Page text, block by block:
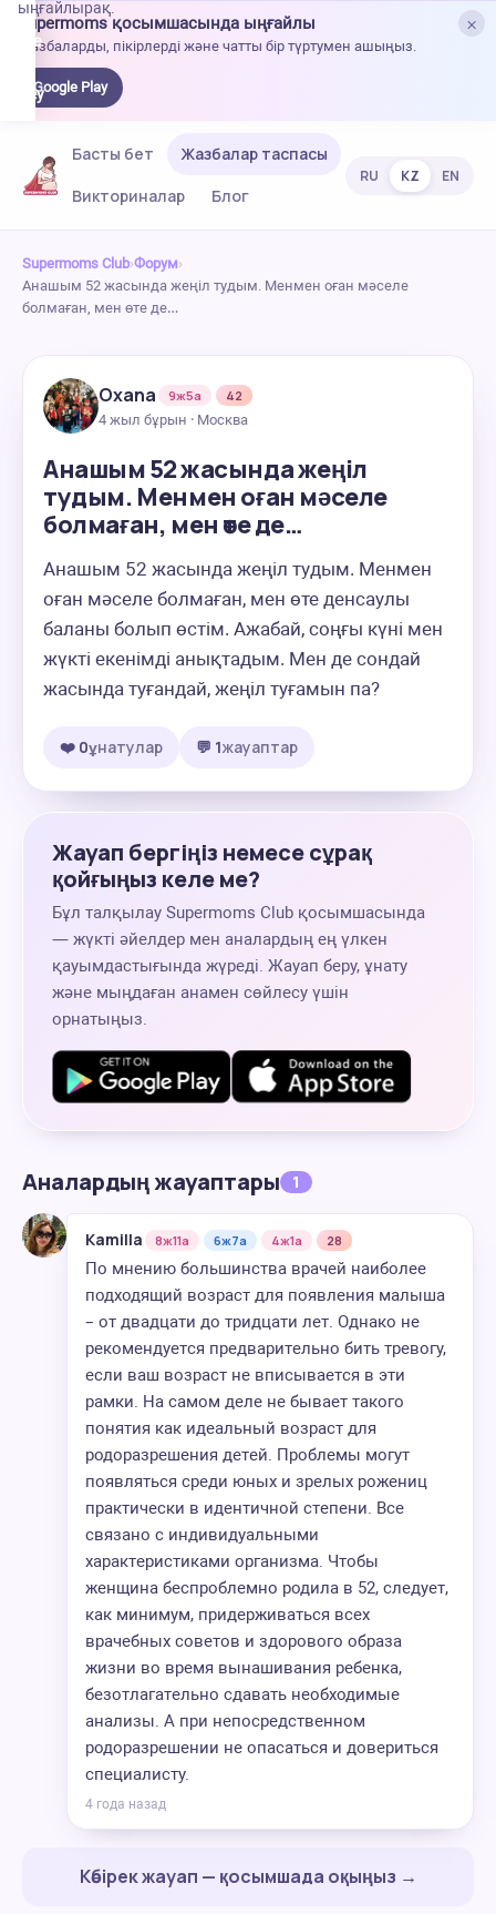
×
Supermoms қосымшасында ыңғайлы
Жазбаларды, пікірлерді және чатты бір түртумен ашыңыз.
Google Play
ыңғайлырақ.
Басты бет
Жазбалар таспасы
Викториналар
Блог
RU KZ EN
Supermoms Club›Форум›
Анашым 52 жасында жеңіл тудым. Менмен оған мәселе
болмаған, мен өте де…
Oxana 9ж5а
42
4 жыл бұрын · Москва
Анашым 52 жасында жеңіл
тудым. Менмен оған мәселе
болмаған, мен өте де…
Анашым 52 жасында жеңіл тудым. Менмен
оған мәселе болмаған, мен өте денсаулы
баланы болып өстім. Ажабай, соңғы күні мен
жүкті екенімді анықтадым. Мен де сондай
жасында туғандай, жеңіл туғамын па?
❤️ 0ұнатулар 💬 1жауаптар
Жауап бергіңіз немесе сұрақ
қойғыңыз келе ме?
Бұл талқылау Supermoms Club қосымшасында
— жүкті әйелдер мен аналардың ең үлкен
қауымдастығында жүреді. Жауап беру, ұнату
және мыңдаған анамен сөйлесу үшін
орнатыңыз.
Аналардың жауаптары 1
Kamilla 8ж11а 6ж7а 4ж1а 28
По мнению большинства врачей наиболее
подходящий возраст для появления малыша
– от двадцати до тридцати лет. Однако не
рекомендуется предварительно бить тревогу,
если ваш возраст не вписывается в эти
рамки. На самом деле не бывает такого
понятия как идеальный возраст для
родоразрешения детей. Проблемы могут
появляться среди юных и зрелых рожениц
практически в идентичной степени. Все
связано с индивидуальными
характеристиками организма. Чтобы
женщина беспроблемно родила в 52, следует,
как минимум, придерживаться всех
врачебных советов и здорового образа
жизни во время вынашивания ребенка,
безотлагательно сдавать необходимые
анализы. А при непосредственном
родоразрешении не опасаться и довериться
специалисту.
4 года назад
Көбірек жауап — қосымшада оқыңыз →